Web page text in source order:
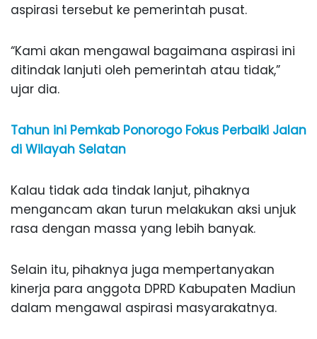
aspirasi tersebut ke pemerintah pusat.
“Kami akan mengawal bagaimana aspirasi ini
ditindak lanjuti oleh pemerintah atau tidak,”
ujar dia.
Tahun ini Pemkab Ponorogo Fokus Perbaiki Jalan
di Wilayah Selatan
Kalau tidak ada tindak lanjut, pihaknya
mengancam akan turun melakukan aksi unjuk
rasa dengan massa yang lebih banyak.
Selain itu, pihaknya juga mempertanyakan
kinerja para anggota DPRD Kabupaten Madiun
dalam mengawal aspirasi masyarakatnya.